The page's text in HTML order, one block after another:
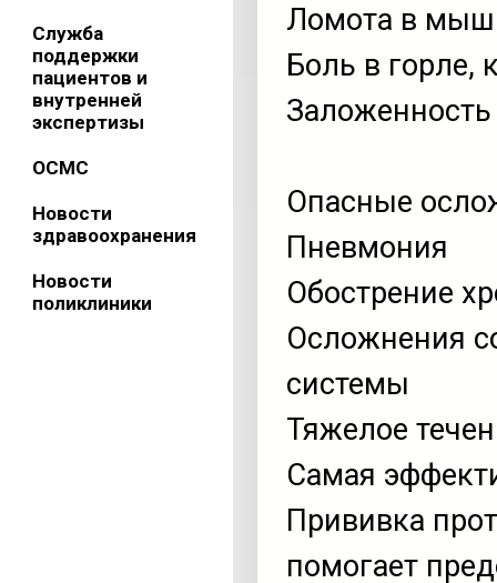
Служба
поддержки
пациентов и
внутренней
экспертизы
ОСМС
Новости
здравоохранения
Новости
поликлиники
Ломота в
Боль в горле,
Опасные
Пневмония
Обострение
Осложнения
системы
Тяжелое
Самая
Прививка
помогает